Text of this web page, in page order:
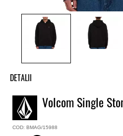
DETALII
Hanorac baieti Volcom
Model
Single Stone Zip Hoodie
Culoare
Volcom Single
COD: BMAG/15988